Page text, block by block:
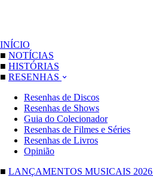
INÍCIO
■ NOTÍCIAS
■ HISTÓRIAS
■ RESENHAS
Resenhas de Discos
Resenhas de Shows
Guia do Colecionador
Resenhas de Filmes e Séries
Resenhas de Livros
Opinião
■ LANÇAMENTOS MUSICAIS 2026